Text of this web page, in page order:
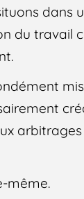
dans
du travail
même.